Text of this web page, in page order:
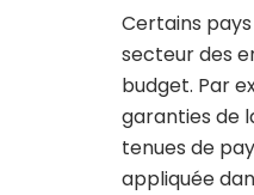
Certains
secteur des
budget. Par
garanties de
tenues de
appliquée